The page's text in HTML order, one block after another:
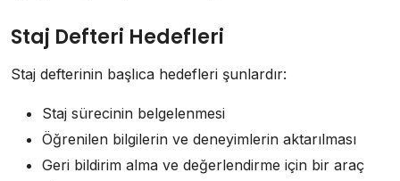
Staj Defteri Hedefleri
Staj defterinin başlıca hedefleri şunlardır:
Staj sürecinin belgelenmesi
Öğrenilen bilgilerin ve deneyimlerin aktarılması
Geri bildirim alma ve değerlendirme için bir araç